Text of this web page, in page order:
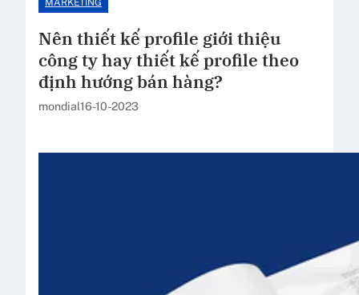
Nên thiết kế profile giới thiệu
công ty hay thiết kế profile theo
định hướng bán hàng?
mondial16-10-2023